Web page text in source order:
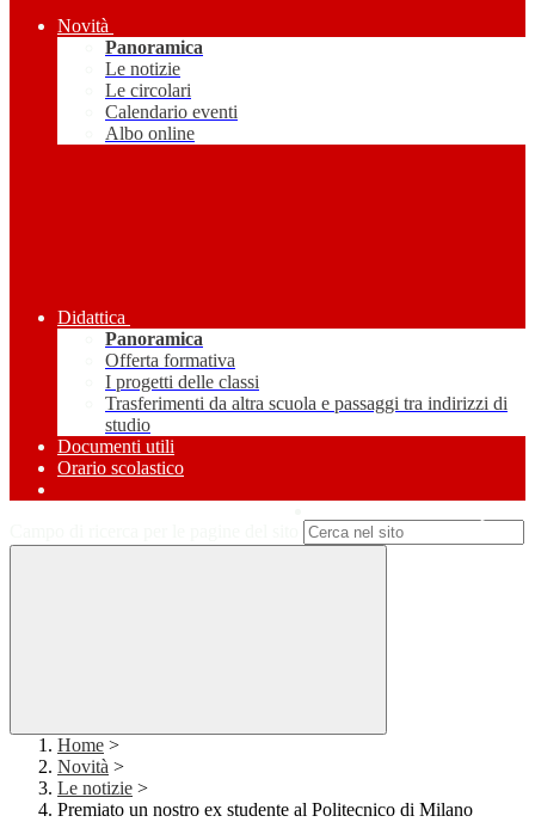
Novità
Panoramica
Le notizie
Le circolari
Calendario eventi
Albo online
Didattica
Panoramica
Offerta formativa
I progetti delle classi
Trasferimenti da altra scuola e passaggi tra indirizzi di
studio
Documenti utili
Orario scolastico
Home >
Novità >
Le notizie >
Premiato un nostro ex studente al Politecnico di Milano